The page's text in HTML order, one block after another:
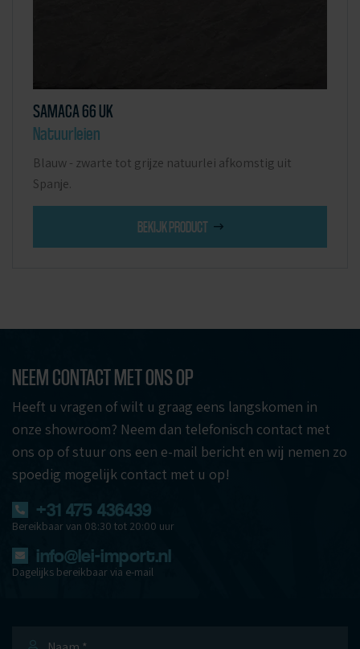
SAMACA 66 UK
Natuurleien
Blauw - zwarte tot grijze natuurlei afkomstig uit
Spanje.
BEKIJK PRODUCT
NEEM CONTACT MET ONS OP
Heeft u vragen of wilt u graag eens langskomen in
onze showroom? Neem dan telefonisch contact met
ons op of stuur ons een e-mail bericht en wij nemen zo
spoedig mogelijk contact met u op!
+31 475 436439
Bereikbaar van 08:30 tot 20:00 uur
info@lei-import.nl
Dagelijks bereikbaar via e-mail